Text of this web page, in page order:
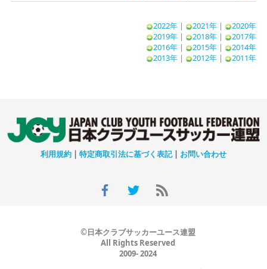
2022年| 2021年|
2020年
2019年 | 2018年 |
2017年
2016年| 2015年|
2014年
2013年| 2012年| 2011年
利用規約 特定商取引法に基づく表記| お問い合わせ
©日本クラブサッカーユース連盟
All Rights Reserved
2009- 2024